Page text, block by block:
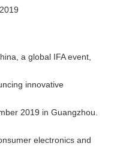
a global IFA event,
innovative
2019 in Guangzhou.
electronics and